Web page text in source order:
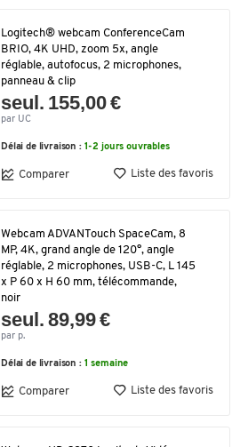
Logitech® webcam ConferenceCam
BRIO, 4K UHD, zoom 5x, angle
réglable, autofocus, 2 microphones,
panneau & clip
seul. 155,00 €
par UC
Délai de livraison : 1-2 jours ouvrables
Comparer Liste des favoris
Webcam ADVANTouch SpaceCam, 8
MP, 4K, grand angle de 120°, angle
réglable, 2 microphones, USB-C, L 145
x P 60 x H 60 mm, télécommande,
noir
seul. 89,99 €
par p.
Délai de livraison : 1 semaine
Comparer Liste des favoris